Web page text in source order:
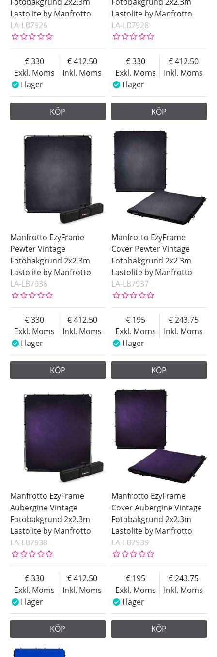
Lastolite by Manfrotto
LA-LB7926
Exkl. Moms
330
Inkl. Moms
412.50
I lager
KÖP
Lastolite by Manfrotto
LA-LB7928
Exkl. Moms
330
Inkl. Moms
412.50
I lager
KÖP
Manfrotto EzyFrame
Pewter Vintage
Fotobakgrund 2x2.3m
Lastolite by Manfrotto
LA-LB7936
Exkl. Moms
330
Inkl. Moms
412.50
I lager
KÖP
Manfrotto EzyFrame
Cover Pewter Vintage
Fotobakgrund 2x2.3m
Lastolite by Manfrotto
LA-LB7937
Exkl. Moms
195
Inkl. Moms
243.75
I lager
KÖP
Manfrotto EzyFrame
Aubergine Vintage
Fotobakgrund 2x2.3m
Lastolite by Manfrotto
LA-LB7938
Exkl. Moms
330
Inkl. Moms
412.50
I lager
KÖP
Manfrotto EzyFrame
Cover Aubergine Vintage
Fotobakgrund 2x2.3m
Lastolite by Manfrotto
LA-LB7939
Exkl. Moms
195
Inkl. Moms
243.75
I lager
KÖP